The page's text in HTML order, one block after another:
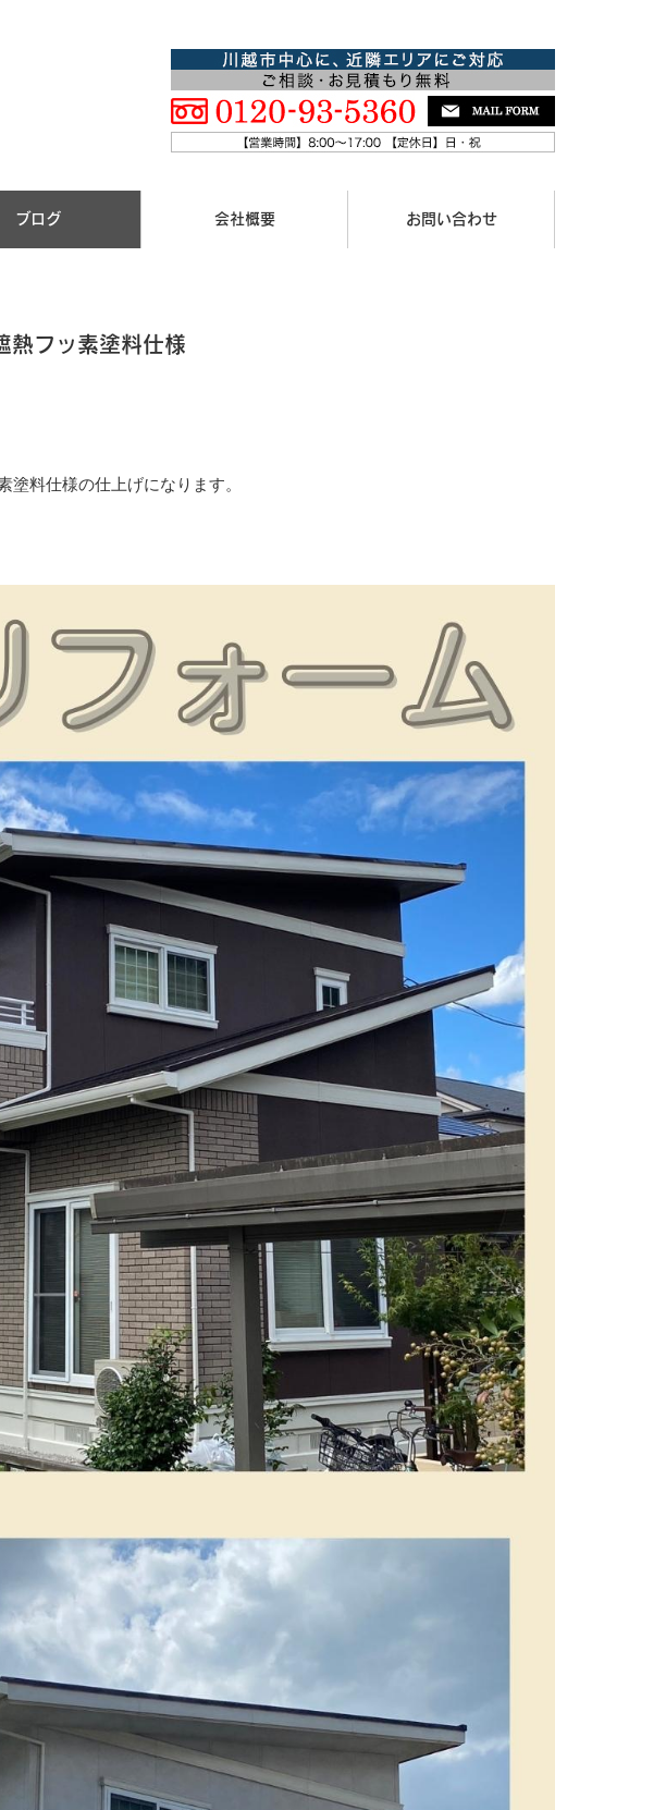
ブログ 会社概要 お問い合わせ
熱フッ素塗料仕様
料仕様の仕上げになります。
防水工事 シーリング工事